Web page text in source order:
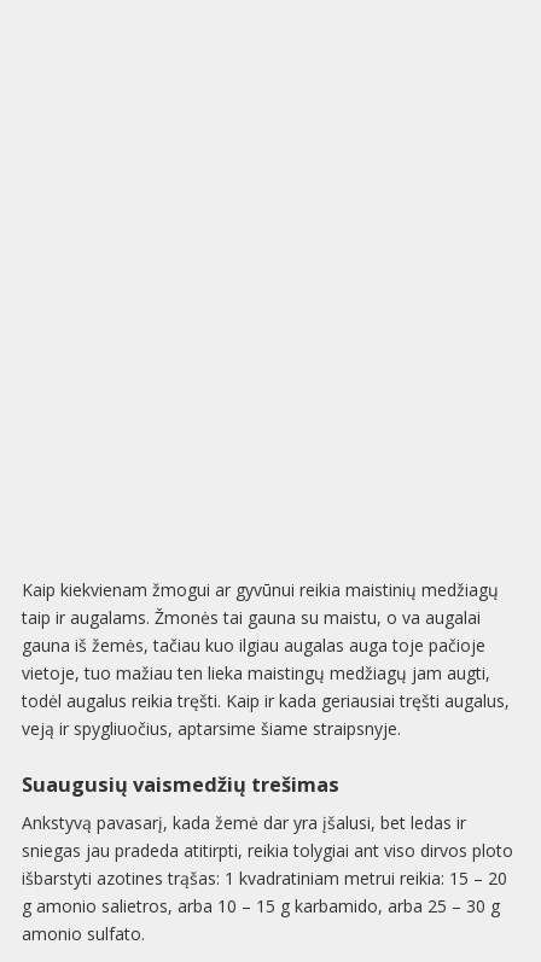
Kaip kiekvienam žmogui ar gyvūnui reikia maistinių medžiagų
taip ir augalams. Žmonės tai gauna su maistu, o va augalai
gauna iš žemės, tačiau kuo ilgiau augalas auga toje pačioje
vietoje, tuo mažiau ten lieka maistingų medžiagų jam augti,
todėl augalus reikia tręšti. Kaip ir kada geriausiai tręšti augalus,
veją ir spygliuočius, aptarsime šiame straipsnyje.
Suaugusių vaismedžių trešimas
Ankstyvą pavasarį, kada žemė dar yra įšalusi, bet ledas ir
sniegas jau pradeda atitirpti, reikia tolygiai ant viso dirvos ploto
išbarstyti azotines trąšas: 1 kvadratiniam metrui reikia: 15 – 20
g amonio salietros, arba 10 – 15 g karbamido, arba 25 – 30 g
amonio sulfato.